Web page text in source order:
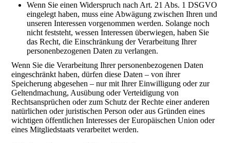
Wenn Sie einen Widerspruch nach Art. 21 Abs. 1 DSGVO
eingelegt haben, muss eine Abwägung zwischen Ihren und
unseren Interessen vorgenommen werden. Solange noch
nicht feststeht, wessen Interessen überwiegen, haben Sie
das Recht, die Einschränkung der Verarbeitung Ihrer
personenbezogenen Daten zu verlangen.
Wenn Sie die Verarbeitung Ihrer personenbezogenen Daten
eingeschränkt haben, dürfen diese Daten – von ihrer
Speicherung abgesehen – nur mit Ihrer Einwilligung oder zur
Geltendmachung, Ausübung oder Verteidigung von
Rechtsansprüchen oder zum Schutz der Rechte einer anderen
natürlichen oder juristischen Person oder aus Gründen eines
wichtigen öffentlichen Interesses der Europäischen Union oder
eines Mitgliedstaats verarbeitet werden.